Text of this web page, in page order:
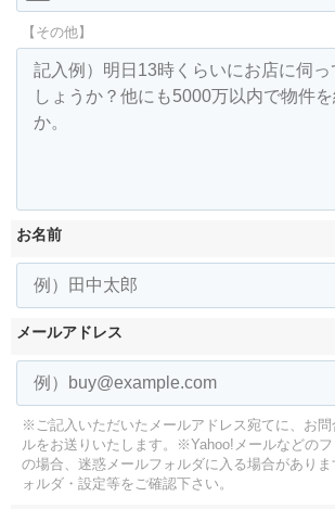
【その他】
お名前
メールアドレス
※ご記入いただいたメールアドレス宛てに、お
ルをお送りいたします。
※Yahoo!メールなどの
の場合、迷惑メールフォルダに入る場合がありま
ォルダ・設定等をご確認下さい。